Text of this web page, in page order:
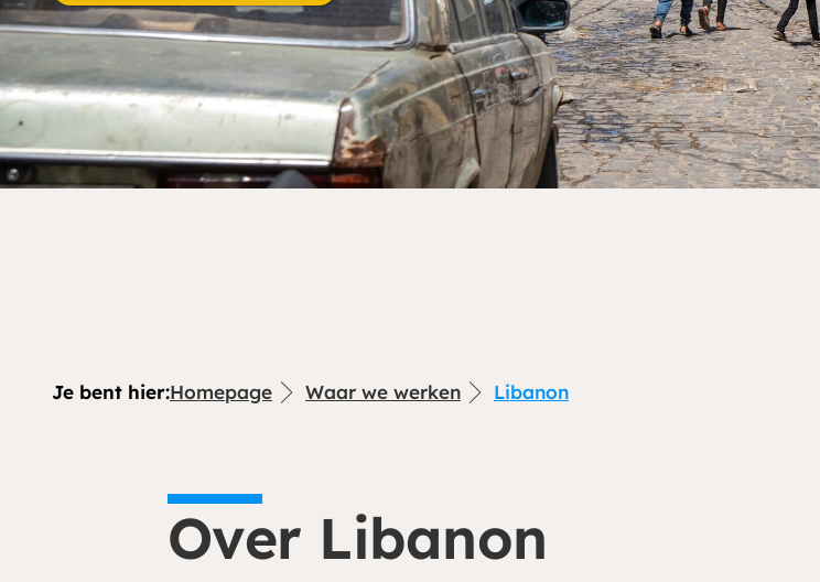
Je bent hier:Homepage Waar we werken Libanon
Over Libanon
Doneren